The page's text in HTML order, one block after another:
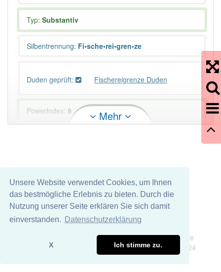
Unsere Website verwendet Cookies, um Ihnen
das bestmögliche Erlebnis zu bieten. Durch die
Nutzung unserer Seite erklären Sie sich damit
einverstanden.
Datenschutzerklärung
X Ich stimme zu.
Typ: Substantiv
Silbentrennung: Fi•sche•rei•gren•ze
Duden geprüft: Fischereigrenze Duden
PowerIndex: 9
Wörter mit Endung -fischereigrenzeaber mit einem
anderen Artikeldie: 0
Das Wort wird häufig verwendet im Bereich
Mehr
Wir übernehmen keine Garantie und keine Haftung für die
Richtigkeit und Vollständigkeit dieser Seite. DDDEasy 2024